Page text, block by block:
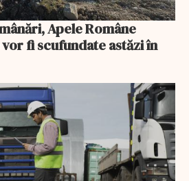
Apele Române
fi scufundate astăzi în